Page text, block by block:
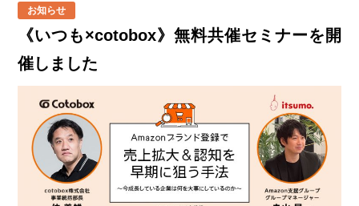
お知らせ
《いつも×cotobox》無料共催セミナーを開
催しました